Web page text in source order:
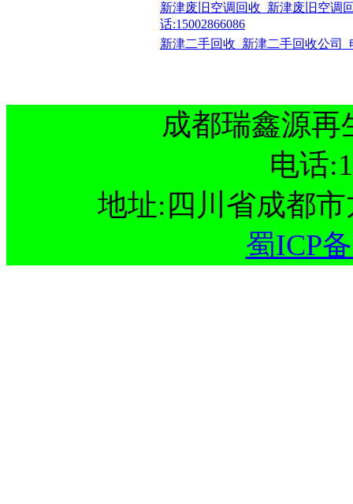
新津废旧空调回收_新津废旧空调
话:15002866086
新津二手回收_新津二手回收公司_
成都瑞鑫源再
电话
地址:四川省成都
蜀ICP